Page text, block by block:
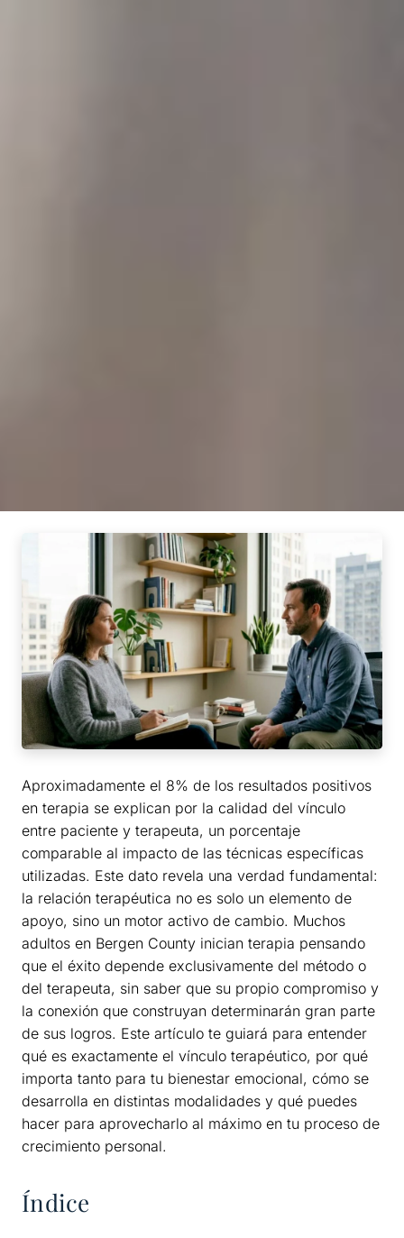
Aproximadamente el 8% de los resultados positivos
en terapia se explican por la calidad del vínculo
entre paciente y terapeuta, un porcentaje
comparable al impacto de las técnicas específicas
utilizadas. Este dato revela una verdad fundamental:
la relación terapéutica no es solo un elemento de
apoyo, sino un motor activo de cambio. Muchos
adultos en Bergen County inician terapia pensando
que el éxito depende exclusivamente del método o
del terapeuta, sin saber que su propio compromiso y
la conexión que construyan determinarán gran parte
de sus logros. Este artículo te guiará para entender
qué es exactamente el vínculo terapéutico, por qué
importa tanto para tu bienestar emocional, cómo se
desarrolla en distintas modalidades y qué puedes
hacer para aprovecharlo al máximo en tu proceso de
crecimiento personal.
Índice